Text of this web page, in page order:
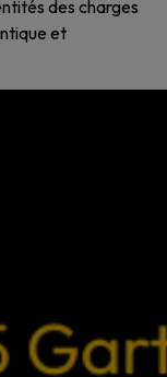
des charges
et